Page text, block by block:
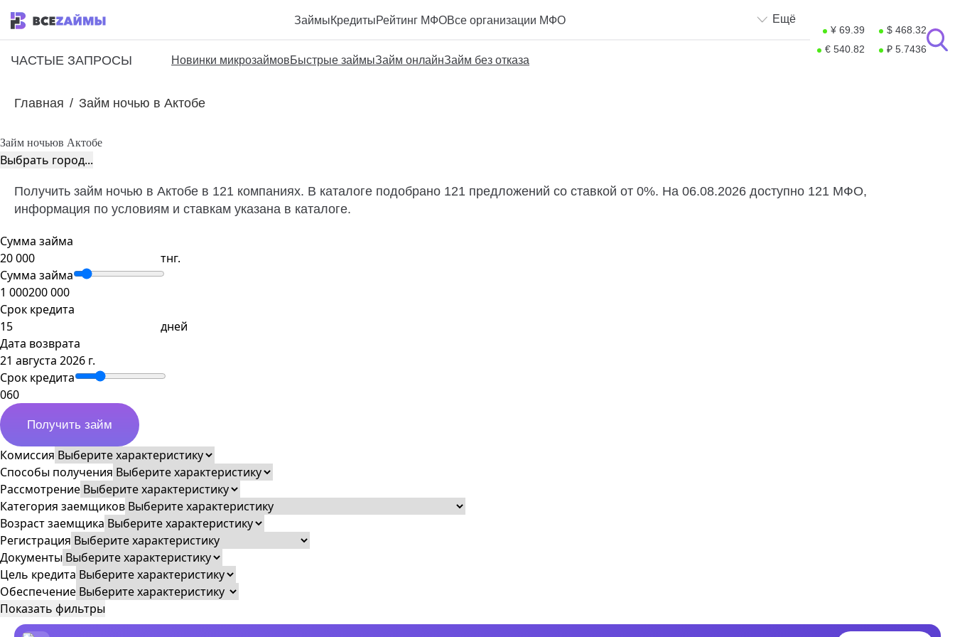
ЗаймыКредитыРейтинг МФОВсе организации МФО Ещё
ЧАСТЫЕ ЗАПРОСЫ Новинки микрозаймовБыстрые займыЗайм онлайнЗайм без отказа
¥ 69.39
$ 468.32
€ 540.82
₽ 5.7436
Главная / Займ ночью в Актобе
Займ ночьюв Актобе
Выбрать город...
Получить займ ночью в Актобе в 121 компаниях. В каталоге подобрано 121 предложений со ставкой от 0%. На 06.08.2026 доступно 121 МФО,
информация по условиям и ставкам указана в каталоге.
Сумма займа
тнг.
Сумма займа
1 000200 000
Срок кредита
дней
Дата возврата
21 августа 2026 г.
Срок кредита
060
Получить займ
Комиссия
Способы получения
Рассмотрение
Категория заемщиков
Возраст заемщика
Регистрация
Документы
Цель кредита
Обеспечение
Показать фильтры